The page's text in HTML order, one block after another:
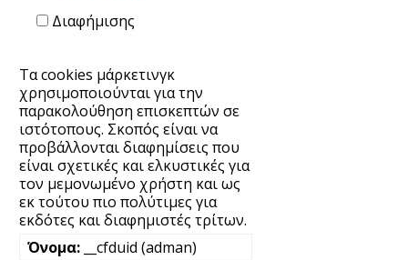
Διαφήμισης
Τα cookies μάρκετινγκ
χρησιμοποιούνται για την
παρακολούθηση επισκεπτών σε
ιστότοπους. Σκοπός είναι να
προβάλλονται διαφημίσεις που
είναι σχετικές και ελκυστικές για
τον μεμονωμένο χρήστη και ως
εκ τούτου πιο πολύτιμες για
εκδότες και διαφημιστές τρίτων.
__cfduid (adman)